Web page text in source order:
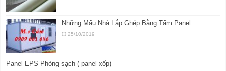
Những Mẩu Nhà Lắp Ghép Bằng Tấm Panel
25/10/2019
Panel EPS Phòng sạch ( panel xốp)